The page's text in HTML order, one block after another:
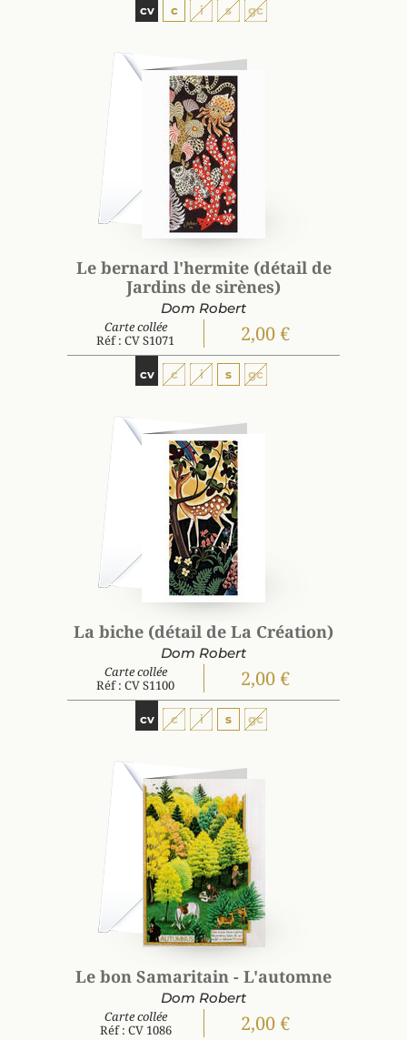
cv c i s gc
Le bernard l'hermite (détail de
Jardins de sirènes)
Dom Robert
Carte collée
Réf : CV S1071
2,00 €
cv c i s gc
La biche (détail de La Création)
Dom Robert
Carte collée
Réf : CV S1100
2,00 €
cv c i s gc
Le bon Samaritain - L'automne
Dom Robert
Carte collée
Réf : CV 1086
2,00 €